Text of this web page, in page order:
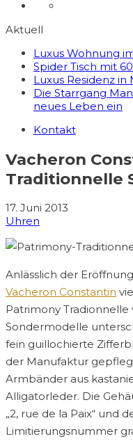
Aktuell
Luxus Wohnung
Spider Tisch mit
Luxus Residenz in
Die Starrgang
neues Leben ein
Kontakt
Vacheron
Traditionnelle
17. Juni 2013
Uhren
Anlässlich der
Vacheron Constantin
Patrimony Tradionnelle
Sondermodelle
fein guillochierte
der Manufaktur
Armbänder aus
Alligatorleder. Die
„2, rue de la Paix“ und
Limitierungsnummer